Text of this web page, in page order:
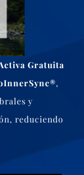
Gratuita
,
y
reduciendo